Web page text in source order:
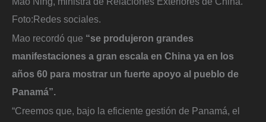
Foto: Redes sociales.
Mao recordó que “se produjeron grandes
manifestaciones a gran escala en China ya en los
años 60 para mostrar un fuerte apoyo al pueblo de
Panamá”.
“Creemos que, bajo la eficiente gestión de Panamá, el